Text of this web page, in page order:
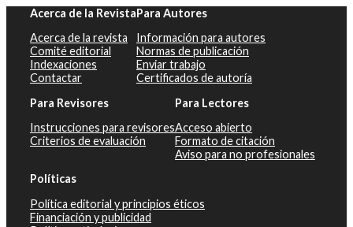
Acerca de la Revista
Acerca de la revista
Comité editorial
Indexaciones
Contactar
Para Autores
Información para autores
Normas de publicación
Enviar trabajo
Certificados de autoría
Para Revisores
Instrucciones para revisores
Criterios de evaluación
Para Lectores
Acceso abierto
Formato de citación
Aviso para no profesionales
Políticas
Política editorial y principios éticos
Financiación y publicidad